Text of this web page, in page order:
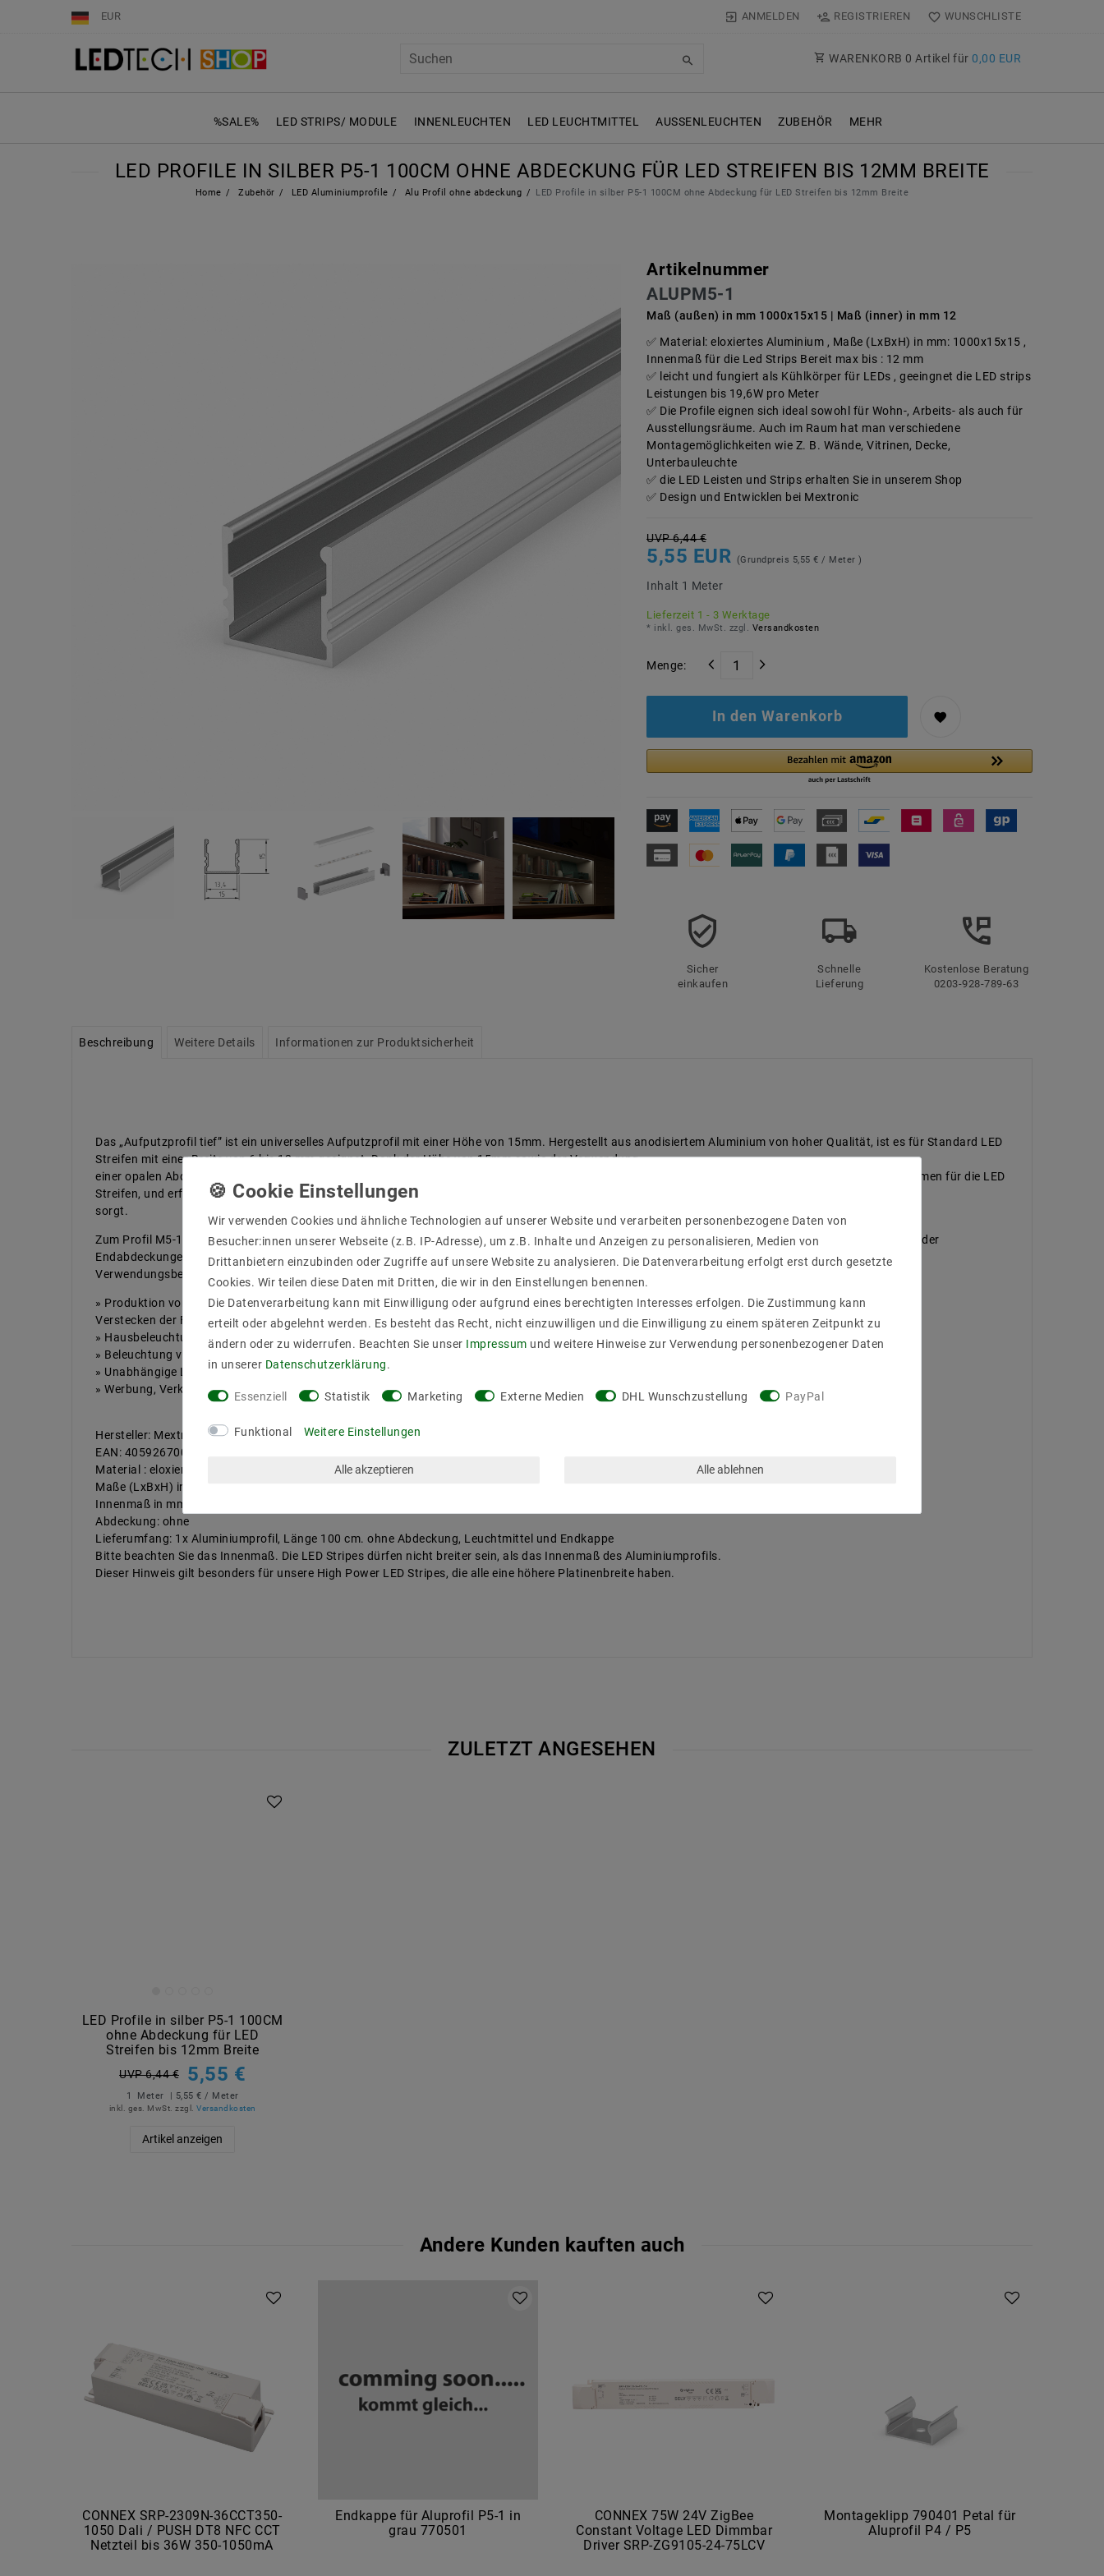
EUR ANMELDEN REGISTRIEREN WUNSCHLISTE
WARENKORB 0 Artikel für 0,00 EUR
%SALE% LED STRIPS/ MODULE INNENLEUCHTEN LED LEUCHTMITTEL AUSSENLEUCHTEN ZUBEHÖR MEHR
LED PROFILE IN SILBER P5-1 100CM OHNE ABDECKUNG FÜR LED STREIFEN BIS 12MM BREITE
Home Zubehör LED Aluminiumprofile Alu Profil ohne abdeckung LED Profile in silber P5-1 100CM ohne Abdeckung für LED Streifen bis 12mm Breite
Artikelnummer
ALUPM5-1
Maß (außen) in mm 1000x15x15 | Maß (inner) in mm 12
Material: eloxiertes Aluminium , Maße (LxBxH) in mm: 1000x15x15 ,
Innenmaß für die Led Strips Bereit max bis : 12 mm
leicht und fungiert als Kühlkörper für LEDs , geeingnet die LED strips
Leistungen bis 19,6W pro Meter
Die Profile eignen sich ideal sowohl für Wohn-, Arbeits- als auch für
Ausstellungsräume. Auch im Raum hat man verschiedene
Montagemöglichkeiten wie Z. B. Wände, Vitrinen, Decke,
Unterbauleuchte
die LED Leisten und Strips erhalten Sie in unserem Shop
Design und Entwicklen bei Mextronic
UVP 6,44 €
5,55 EUR (Grundpreis 5,55 € / Meter )
Inhalt 1 Meter
Lieferzeit 1 - 3 Werktage
* inkl. ges. MwSt. zzgl. Versandkosten
Menge:
In den Warenkorb
Sicher
einkaufen
Schnelle
Lieferung
Kostenlose Beratung
0203-928-789-63
Beschreibung Weitere Details Informationen zur Produktsicherheit
Das „Aufputzprofil tief” ist ein universelles Aufputzprofil mit einer Höhe von 15mm. Hergestellt aus anodisiertem Aluminium von hoher Qualität, ist es für Standard LED
Streifen mit einer Breite von 6 bis 12 mm geeignet. Dank der Höhe von 15mm sowie der Verwendung
einer opalen Abdeckung erhält man auf der gesamten Fläche eine einheitliche Lichtlinie ohne sichtbare Punktbildung (dot‘s free). Es ist ein stilvoller Rahmen für die LED
Streifen, und erfüllt auch gleichzeitig die Funktion einer Heizleiste, die für eine gute Wärmeabgabe
sorgt.
Zum Profil M5-1 bieten wir auch Zubehör an, wie einclipsbare Abdeckungen des Typs „klick“ in verschiedenen Ausführungen (klar, leicht satiniert, opal) oder
Endabdeckungen, die das Profil professionell schließen und so das Eindringen von Staub verhindern.
Verwendungsbeispiele:
» Produktion von Möbeln (die kleine Größe erlaubt ein einfaches
Verstecken der Fassung in den Möbelwänden)
» Hausbeleuchtung (Treppen, Böden, Schränke)
» Beleuchtung von Ladenregalen
» Unabhängige LED Fassung
» Werbung, Verkaufsstände, Messestände
Hersteller: Mextronic
EAN: 4059267003831
Material : eloxiertes Aluminium
Maße (LxBxH) in mm: 1000x15x15
Innenmaß in mm: 12
Abdeckung: ohne
Lieferumfang: 1x Aluminiumprofil, Länge 100 cm. ohne Abdeckung, Leuchtmittel und Endkappe
Bitte beachten Sie das Innenmaß. Die LED Stripes dürfen nicht breiter sein, als das Innenmaß des Aluminiumprofils.
Dieser Hinweis gilt besonders für unsere High Power LED Stripes, die alle eine höhere Platinenbreite haben.
ZULETZT ANGESEHEN
LED Profile in silber P5-1 100CM
ohne Abdeckung für LED
Streifen bis 12mm Breite
UVP 6,44 € 5,55 €
1 Meter | 5,55 € / Meter
inkl. ges. MwSt. zzgl. Versandkosten
Artikel anzeigen
Andere Kunden kauften auch
CONNEX SRP-2309N-36CCT350-
1050 Dali / PUSH DT8 NFC CCT
Netzteil bis 36W 350-1050mA
Endkappe für Aluprofil P5-1 in
grau 770501
CONNEX 75W 24V ZigBee
Constant Voltage LED Dimmbar
Driver SRP-ZG9105-24-75LCV
Montageklipp 790401 Petal für
Aluprofil P4 / P5
Wir verwenden Cookies und ähnliche Technologien auf unserer Website und verarbeiten personenbezogene Daten von
Besucher:innen unserer Webseite (z.B. IP-Adresse), um z.B. Inhalte und Anzeigen zu personalisieren, Medien von
Drittanbietern einzubinden oder Zugriffe auf unsere Website zu analysieren. Die Datenverarbeitung erfolgt erst durch gesetzte
Cookies. Wir teilen diese Daten mit Dritten, die wir in den Einstellungen benennen.
Die Datenverarbeitung kann mit Einwilligung oder aufgrund eines berechtigten Interesses erfolgen. Die Zustimmung kann
erteilt oder abgelehnt werden. Es besteht das Recht, nicht einzuwilligen und die Einwilligung zu einem späteren Zeitpunkt zu
ändern oder zu widerrufen. Beachten Sie unser Impressum und weitere Hinweise zur Verwendung personenbezogener Daten
in unserer Daten­schutz­erklärung.
Essenziell Statistik Marketing Externe Medien DHL Wunschzustellung PayPal
Funktional Weitere Einstellungen
Alle akzeptieren Alle ablehnen